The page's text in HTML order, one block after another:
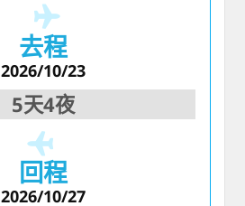
去程
2026/10/23
5天4夜
回程
2026/10/27